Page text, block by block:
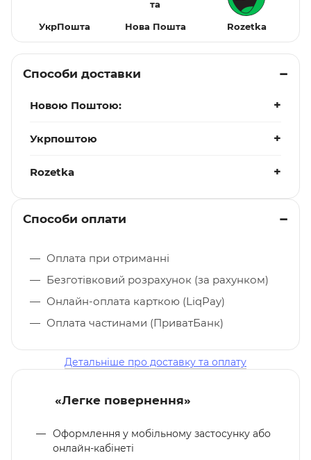
УкрПошта Нова Пошта Rozetka
Способи доставки
Новою Поштою:
Укрпоштою
Rozetka
Способи оплати
Оплата при отриманні
Безготівковий розрахунок (за рахунком)
Онлайн-оплата карткою (LiqPay)
Оплата частинами (ПриватБанк)
Детальніше про доставку та оплату
«Легке повернення»
Оформлення у мобільному застосунку або
онлайн-кабінеті